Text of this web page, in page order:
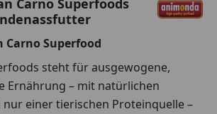
Carno Superfoods
Superfood
steht für ausgewogene,
Ernährung – mit natürlichen
einer tierischen Proteinquelle –